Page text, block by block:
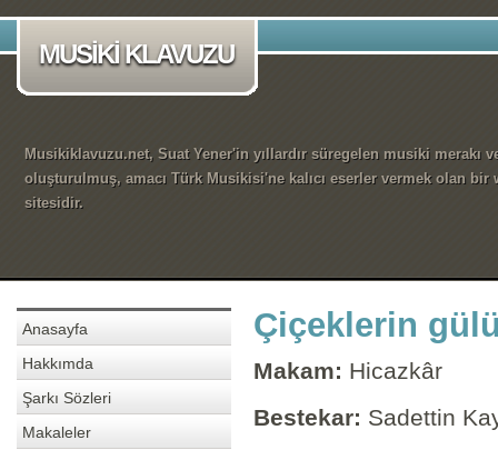
MUSİKİ KLAVUZU
Musikiklavuzu.net, Suat Yener'in yıllardır süregelen musiki merakı
oluşturulmuş, amacı Türk Musikisi'ne kalıcı eserler vermek olan bir
sitesidir.
Anasayfa
Hakkımda
Şarkı Sözleri
Makaleler
Çiçeklerin
Makam: Hicazkâr
Bestekar: Sadettin